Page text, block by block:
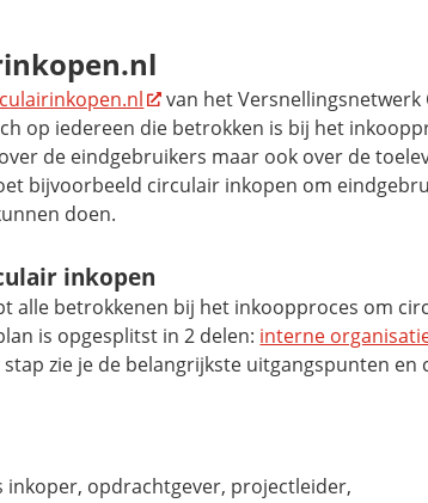
van het Versnellingsnetwerk
op iedereen die betrokken is bij het
de eindgebruikers maar ook over de
bijvoorbeeld circulair inkopen om
doen.
inkopen
alle betrokkenen bij het inkoopproces om
is opgesplitst in 2 delen: interne
stap zie je de belangrijkste uitgangspunten en
inkoper, opdrachtgever, projectleider,